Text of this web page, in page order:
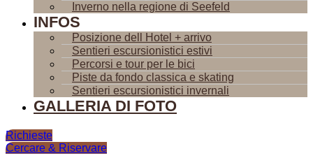
Inverno nella regione di Seefeld
INFOS
Posizione dell Hotel + arrivo
Sentieri escursionistici estivi
Percorsi e tour per le bici
Piste da fondo classica e skating
Sentieri escursionistici invernali
GALLERIA DI FOTO
Richieste
Cercare & Riservare